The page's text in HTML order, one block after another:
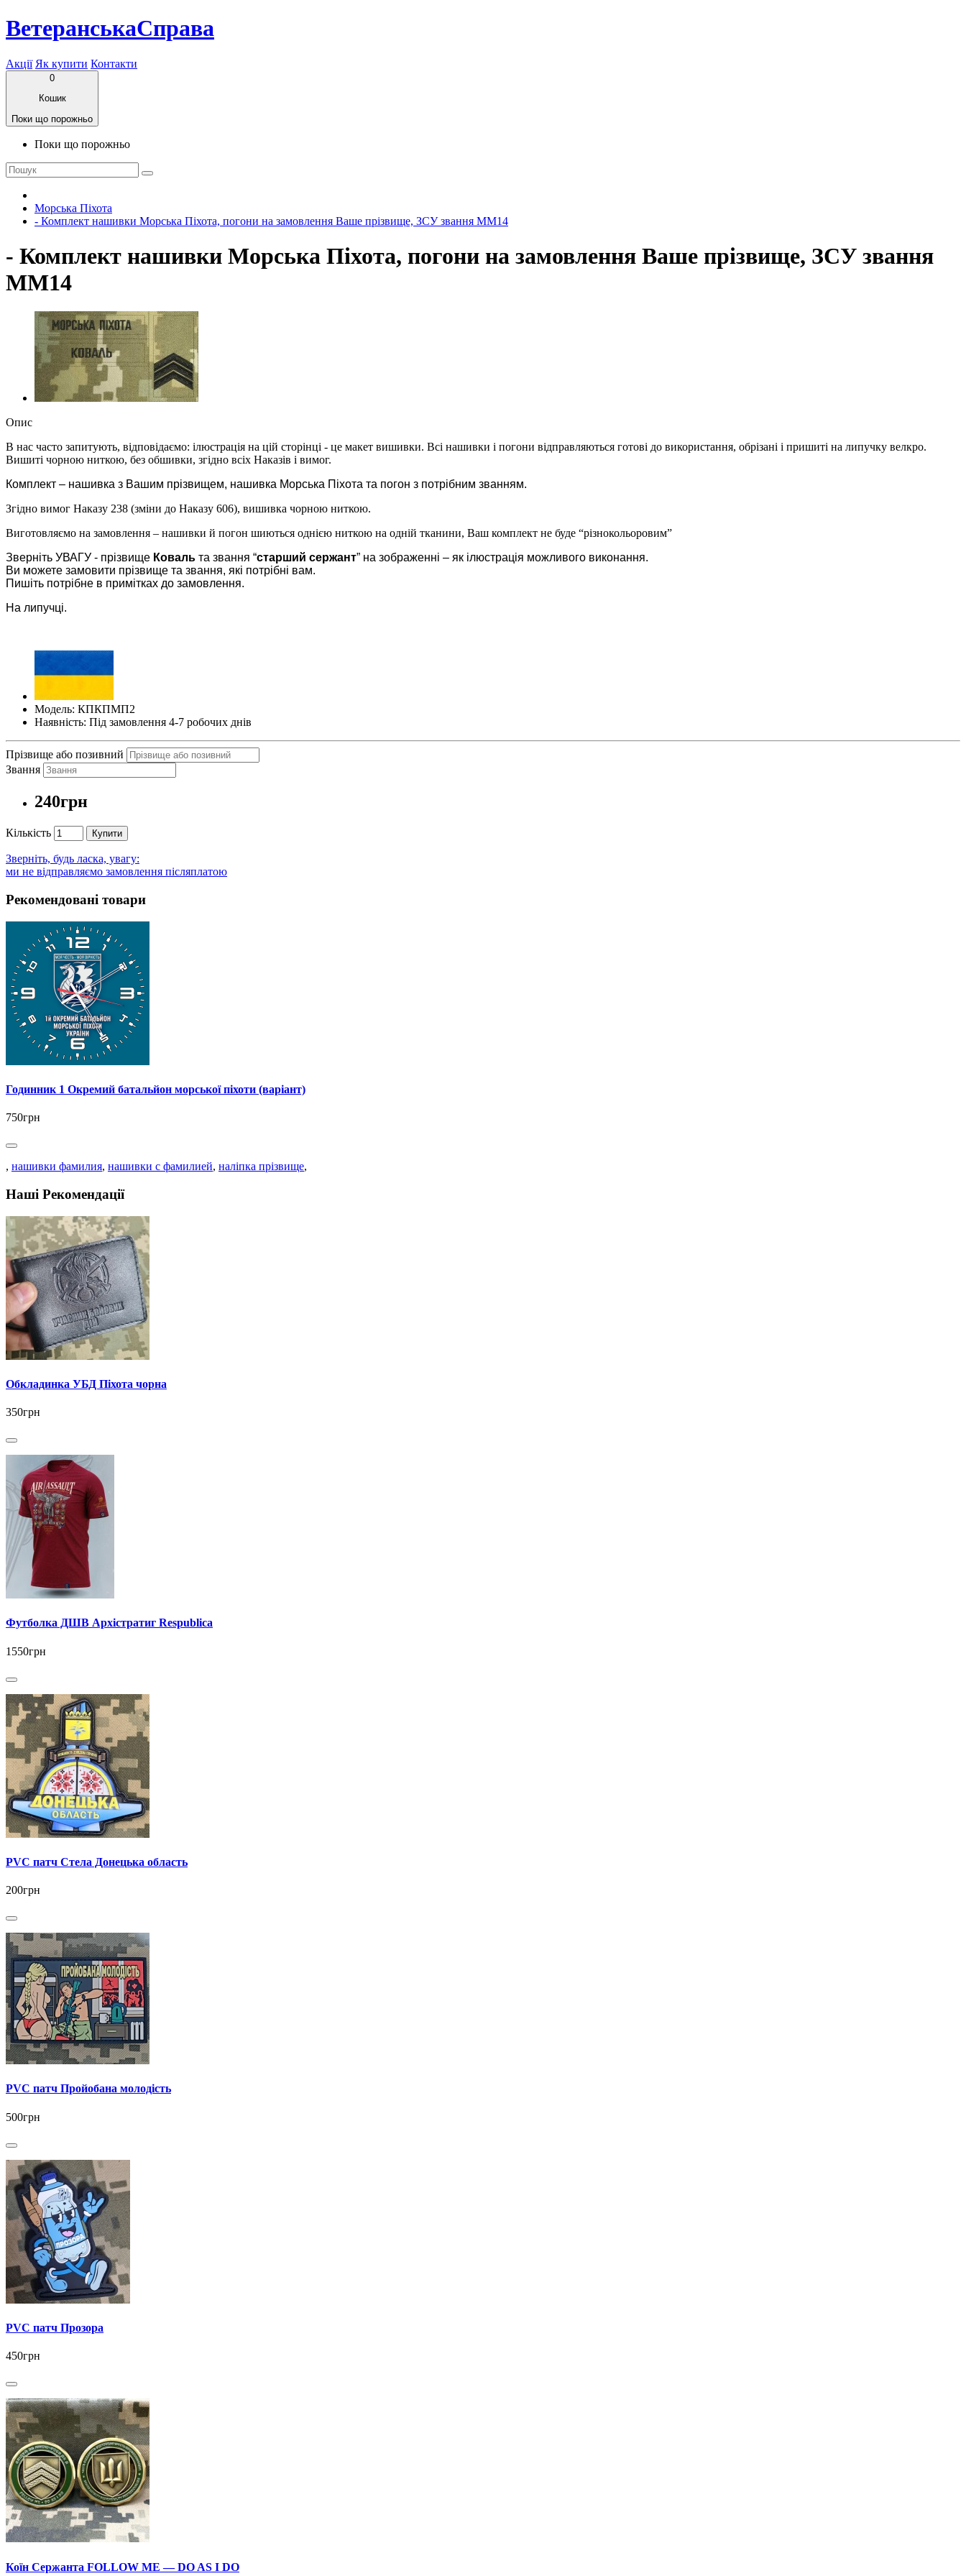
ВетеранськаСправа
Акції Як купити Контакти
0
Кошик
Поки що порожньо
Поки що порожньо
Морська Піхота
- Комплект нашивки Морська Піхота, погони на замовлення Ваше прізвище, ЗСУ звання ММ14
- Комплект нашивки Морська Піхота, погони на замовлення Ваше прізвище, ЗСУ звання
ММ14
Опис
В нас часто запитують, відповідаємо: ілюстрація на цій сторінці - це макет вишивки. Всі нашивки і погони відправляються готові до використання, обрізані і пришиті на липучку велкро.
Вишиті чорною ниткою, без обшивки, згідно всіх Наказів і вимог.
Комплект – нашивка з Вашим прізвищем, нашивка Морська Піхота та погон з потрібним званням.
Згідно вимог Наказу 238 (зміни до Наказу 606), вишивка чорною ниткою.
Виготовляємо на замовлення – нашивки й погон шиються однією ниткою на одній тканини, Ваш комплект не буде “різнокольоровим”
Зверніть УВАГУ - прізвище Коваль та звання “старший сержант” на зображенні – як ілюстрація можливого виконання.
Ви можете замовити прізвище та звання, які потрібні вам.
Пишіть потрібне в примітках до замовлення.
На липучці.
Модель: КПКПМП2
Наявність: Під замовлення 4-7 робочих днів
Прізвище або позивний
Звання
240грн
Кількість Купити
Зверніть, будь ласка, увагу:
ми не відправляємо замовлення післяплатою
Рекомендовані товари
Годинник 1 Окремий батальйон морської піхоти (варіант)
750грн
, нашивки фамилия, нашивки с фамилией, наліпка прізвище,
Наші Рекомендації
Обкладинка УБД Піхота чорна
350грн
Футболка ДШВ Архістратиг Respublica
1550грн
PVC патч Стела Донецька область
200грн
PVC патч Пройобана молодість
500грн
PVC патч Прозора
450грн
Коїн Сержанта FOLLOW ME — DO AS I DO